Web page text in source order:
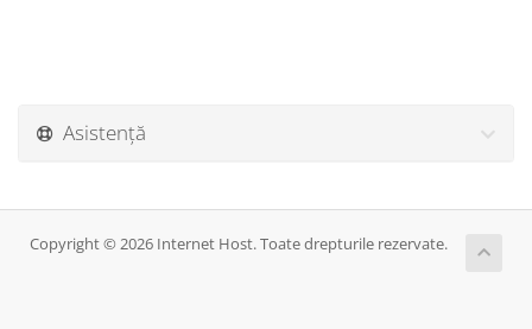
Asistență
Copyright © 2026 Internet Host. Toate drepturile rezervate.